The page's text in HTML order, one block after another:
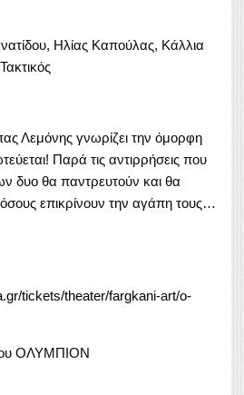
Ηλίας Καπούλας, Κάλλια
Λεμόνης γνωρίζει την όμορφη
Παρά τις αντιρρήσεις που
δυο θα παντρευτούν και θα
επικρίνουν την αγάπη τους…
tickets/theater/fargkani-art/o-
ΟΛΥΜΠΙΟΝ